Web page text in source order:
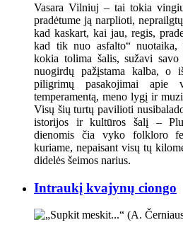
Vasara Vilniuj – tai tokia
pradėtume ją narplioti,
kad kaskart, kai jau, regis,
kad tik nuo asfalto“
kokia tolima šalis, sužavi
nuogirdų pažįstama kalba,
piligrimų pasakojimai apie
temperamentą, meno lygį ir
Visų šių turtų pavilioti
istorijos ir kultūros šalį –
dienomis čia vyko folkloro
kuriame, nepaisant visų tų
didelės šeimos narius.
Intraukį kvajynų ciongo